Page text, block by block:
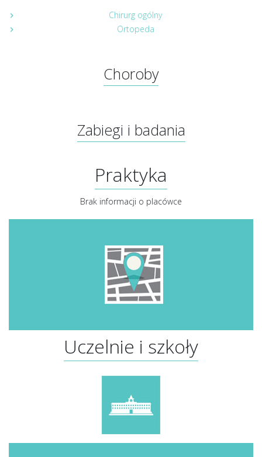
Chirurg ogólny
Ortopeda
Choroby
Zabiegi i badania
Praktyka
Brak informacji o placówce
Uczelnie i szkoły